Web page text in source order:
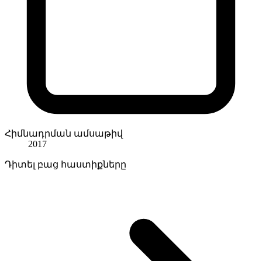
Հիմնադրման ամսաթիվ
2017
Դիտել բաց հաստիքները